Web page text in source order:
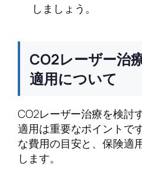
しましょう。
CO2レーザー治
適用について
CO2レーザー治療を検討
適用は重要なポイントで
な費用の目安と、保険適
します。